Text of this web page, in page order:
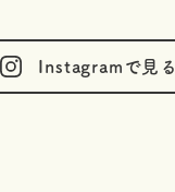
Instagramで見る